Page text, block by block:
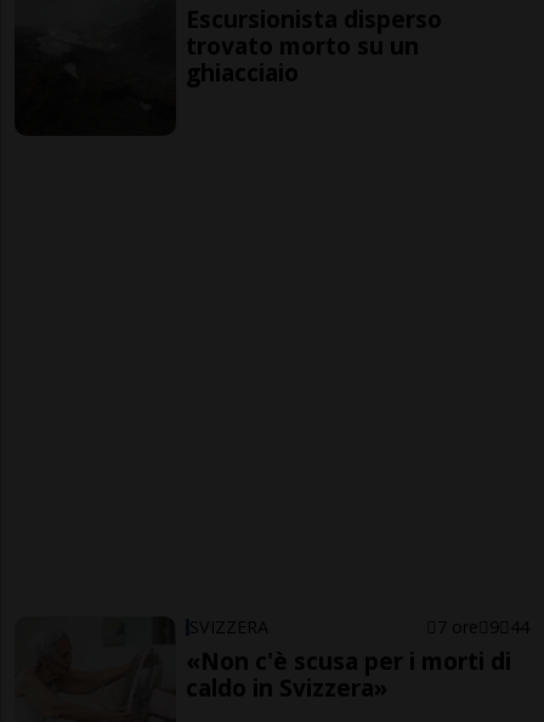
Escursionista disperso
trovato morto su un
ghiacciaio
SVIZZERA 7 ore 9 44
«Non c'è scusa per i morti di
caldo in Svizzera»